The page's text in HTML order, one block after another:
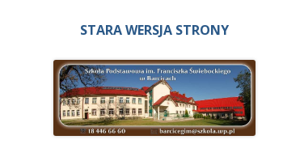
STARA WERSJA STRONY